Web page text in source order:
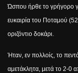
Ώσπου ήρθε το γρήγορο
ευκαιρία του Ποταμού
οριζόντιο δοκάρι.
Ήταν, εν πολλοίς, το
αμετάκλητα, μετά το 2-0